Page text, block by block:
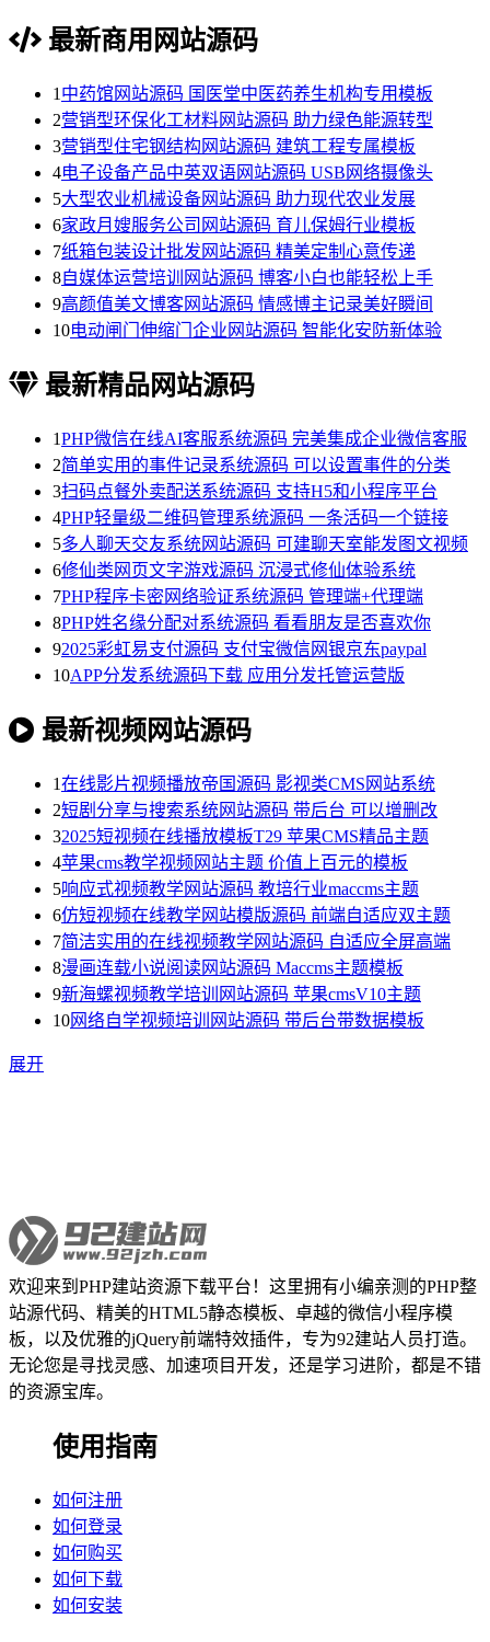
最新商用网站源码
1 中药馆网站源码 国医堂中医药养生机构专用模板
2营销型环保化工材料网站源码 助力绿色能源转型
3营销型住宅钢结构网站源码 建筑工程专属模板
4电子设备产品中英双语网站源码 USB网络摄像头
5大型农业机械设备网站源码 助力现代农业发展
6家政月嫂服务公司网站源码 育儿保姆行业模板
7纸箱包装设计批发网站源码 精美定制心意传递
8自媒体运营培训网站源码 博客小白也能轻松上手
9高颜值美文博客网站源码 情感博主记录美好瞬间
10电动闸门伸缩门企业网站源码 智能化安防新体验
最新精品网站源码
1PHP微信在线AI客服系统源码 完美集成企业微信客服
2简单实用的事件记录系统源码 可以设置事件的分类
3扫码点餐外卖配送系统源码 支持H5和小程序平台
4PHP轻量级二维码管理系统源码 一条活码一个链接
5多人聊天交友系统网站源码 可建聊天室能发图文视频
6修仙类网页文字游戏源码 沉浸式修仙体验系统
7PHP程序卡密网络验证系统源码 管理端+代理端
8PHP姓名缘分配对系统源码 看看朋友是否喜欢你
92025彩虹易支付源码 支付宝微信网银京东paypal
10APP分发系统源码下载 应用分发托管运营版
最新视频网站源码
1在线影片视频播放帝国源码 影视类CMS网站系统
2短剧分享与搜索系统网站源码 带后台 可以增删改
32025短视频在线播放模板T29 苹果CMS精品主题
4苹果cms教学视频网站主题 价值上百元的模板
5响应式视频教学网站源码 教培行业maccms主题
6仿短视频在线教学网站模版源码 前端自适应双主题
7简洁实用的在线视频教学网站源码 自适应全屏高端
8漫画连载小说阅读网站源码 Maccms主题模板
9新海螺视频教学培训网站源码 苹果cmsV10主题
10网络自学视频培训网站源码 带后台带数据模板
展开
欢迎来到PHP建站资源下载平台！这里拥有小编亲测的PHP整
站源代码、精美的HTML5静态模板、卓越的微信小程序模
板，以及优雅的jQuery前端特效插件，专为92建站人员打造。
无论您是寻找灵感、加速项目开发，还是学习进阶，都是不错
的资源宝库。
使用指南
如何注册
如何登录
如何购买
如何下载
如何安装